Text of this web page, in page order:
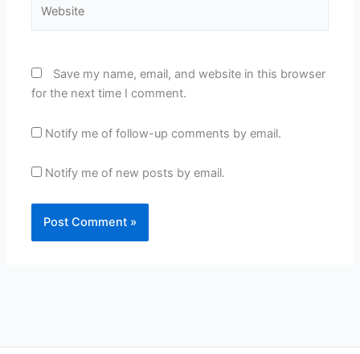
Save my name, email, and website in this browser
for the next time I comment.
Notify me of follow-up comments by email.
Notify me of new posts by email.